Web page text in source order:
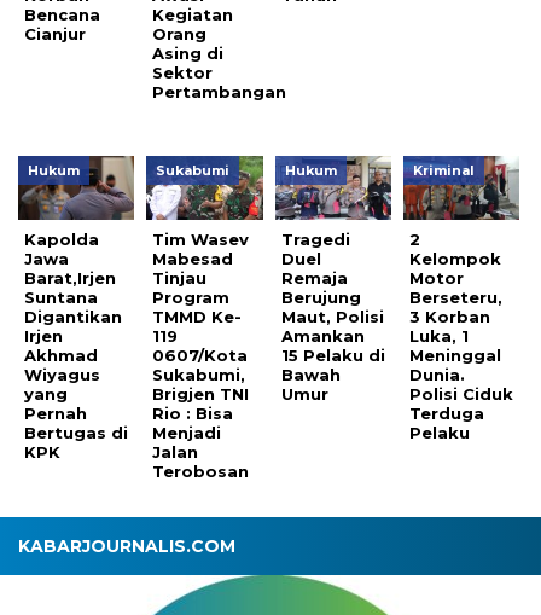
Bencana
Cianjur
Kegiatan
Orang
Asing di
Sektor
Pertambangan
Hukum
Kapolda
Jawa
Barat,Irjen
Suntana
Digantikan
Irjen
Akhmad
Wiyagus
yang
Pernah
Bertugas di
KPK
Sukabumi
Tim Wasev
Mabesad
Tinjau
Program
TMMD Ke-
119
0607/Kota
Sukabumi,
Brigjen TNI
Rio : Bisa
Menjadi
Jalan
Terobosan
Hukum
Tragedi
Duel
Remaja
Berujung
Maut, Polisi
Amankan
15 Pelaku di
Bawah
Umur
Kriminal
2
Kelompok
Motor
Berseteru,
3 Korban
Luka, 1
Meninggal
Dunia.
Polisi Ciduk
Terduga
Pelaku
KABARJOURNALIS.COM